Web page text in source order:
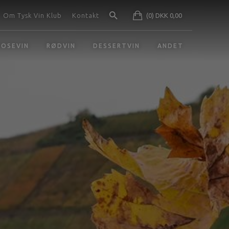
(0) DKK 0,00
Om Tysk Vin Klub Kontakt
RØDVIN DESSERTVIN ANDET